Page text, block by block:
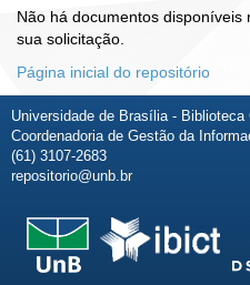
Não há documentos
sua solicitação.
Página inicial do repositório
Universidade de Brasília - Biblioteca
Coordenadoria de Gestão da
(61) 3107-2683
repositorio@unb.br